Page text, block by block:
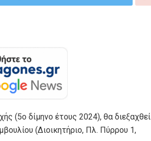
(5ο δίμηνο έτους 2024), θα διεξαχθεί
(Διοικητήριο, Πλ. Πύρρου 1,